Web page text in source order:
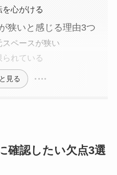
心がける
狭いと感じる理由3つ
ペースが狭い
れている
見る
確認したい欠点3選